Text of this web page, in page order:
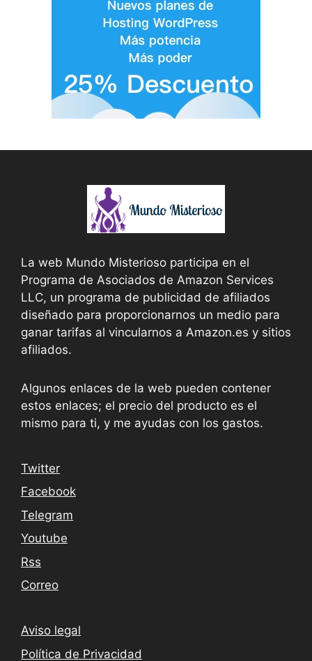
La web Mundo Misterioso participa en el
Programa de Asociados de Amazon Services
LLC, un programa de publicidad de afiliados
diseñado para proporcionarnos un medio para
ganar tarifas al vincularnos a Amazon.es y sitios
afiliados.
Algunos enlaces de la web pueden contener
estos enlaces; el precio del producto es el
mismo para ti, y me ayudas con los gastos.
Twitter
Facebook
Telegram
Youtube
Rss
Correo
Aviso legal
Política de Privacidad